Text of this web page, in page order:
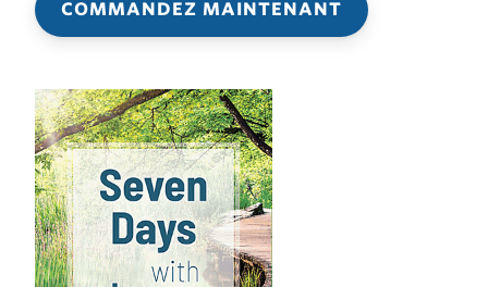
COMMANDEZ MAINTENANT